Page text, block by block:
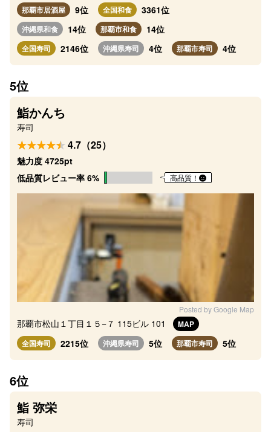
那覇市居酒屋 9位 全国和食 3361位
沖縄県和食 14位 那覇市和食 14位
全国寿司 2146位 沖縄県寿司 4位 那覇市寿司 4位
5位
鮨かんち
寿司
4.7（25）
魅力度 4725pt
低品質レビュー率 6%
高品質！
Posted by Google Map
那覇市松山１丁目１５−７ 115ビル 101
MAP
全国寿司
2215位 沖縄県寿司 5位 那覇市寿司 5位
6位
鮨 弥栄
寿司